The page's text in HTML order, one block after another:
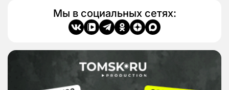
Мы в социальных сетях: